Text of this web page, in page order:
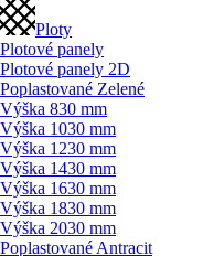
Ploty
Plotové panely
Plotové panely 2D
Poplastované Zelené
Výška 830 mm
Výška 1030 mm
Výška 1230 mm
Výška 1430 mm
Výška 1630 mm
Výška 1830 mm
Výška 2030 mm
Poplastované Antracit